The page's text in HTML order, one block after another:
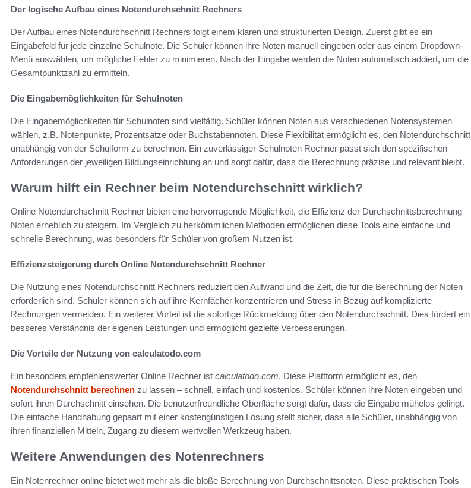
Der logische Aufbau eines Notendurchschnitt Rechners
Der Aufbau eines Notendurchschnitt Rechners folgt einem klaren und strukturierten Design. Zuerst gibt es ein
Eingabefeld für jede einzelne Schulnote. Die Schüler können ihre Noten manuell eingeben oder aus einem Dropdown-
Menü auswählen, um mögliche Fehler zu minimieren. Nach der Eingabe werden die Noten automatisch addiert, um die
Gesamtpunktzahl zu ermitteln.
Die Eingabemöglichkeiten für Schulnoten
Die Eingabemöglichkeiten für Schulnoten sind vielfältig. Schüler können Noten aus verschiedenen Notensystemen
wählen, z.B. Notenpunkte, Prozentsätze oder Buchstabennoten. Diese Flexibilität ermöglicht es, den Notendurchschnitt
unabhängig von der Schulform zu berechnen. Ein zuverlässiger Schulnoten Rechner passt sich den spezifischen
Anforderungen der jeweiligen Bildungseinrichtung an und sorgt dafür, dass die Berechnung präzise und relevant bleibt.
Warum hilft ein Rechner beim Notendurchschnitt wirklich?
Online Notendurchschnitt Rechner bieten eine hervorragende Möglichkeit, die Effizienz der Durchschnittsberechnung
Noten erheblich zu steigern. Im Vergleich zu herkömmlichen Methoden ermöglichen diese Tools eine einfache und
schnelle Berechnung, was besonders für Schüler von großem Nutzen ist.
Effizienzsteigerung durch Online Notendurchschnitt Rechner
Die Nutzung eines Notendurchschnitt Rechners reduziert den Aufwand und die Zeit, die für die Berechnung der Noten
erforderlich sind. Schüler können sich auf ihre Kernfächer konzentrieren und Stress in Bezug auf komplizierte
Rechnungen vermeiden. Ein weiterer Vorteil ist die sofortige Rückmeldung über den Notendurchschnitt. Dies fördert ein
besseres Verständnis der eigenen Leistungen und ermöglicht gezielte Verbesserungen.
Die Vorteile der Nutzung von calculatodo.com
Ein besonders empfehlenswerter Online Rechner ist calculatodo.com. Diese Plattform ermöglicht es, den
Notendurchschnitt berechnen zu lassen – schnell, einfach und kostenlos. Schüler können ihre Noten eingeben und
sofort ihren Durchschnitt einsehen. Die benutzerfreundliche Oberfläche sorgt dafür, dass die Eingabe mühelos gelingt.
Die einfache Handhabung gepaart mit einer kostengünstigen Lösung stellt sicher, dass alle Schüler, unabhängig von
ihren finanziellen Mitteln, Zugang zu diesem wertvollen Werkzeug haben.
Weitere Anwendungen des Notenrechners
Ein Notenrechner online bietet weit mehr als die bloße Berechnung von Durchschnittsnoten. Diese praktischen Tools